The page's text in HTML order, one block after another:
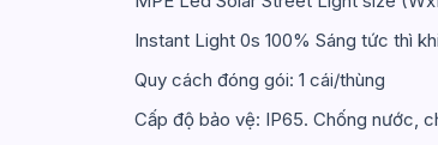
Instant Light 0s 100% Sáng tức thì
Quy cách đóng gói: 1 cái/thùng
Cấp độ bảo vệ: IP65. Chống nước,